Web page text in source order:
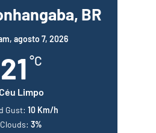
BR
agosto 7, 2026
21 °C
Limpo
Gust: 10 Km/h
Clouds: 3%